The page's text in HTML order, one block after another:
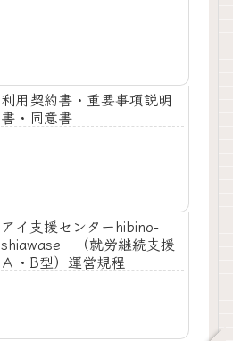
利用契約書・重要事項説明
書・同意書
アイ支援センターhibino-
shiawase （就労継続支援
Ａ・B型）運営規程